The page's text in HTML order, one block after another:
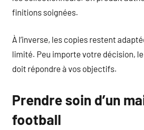
finitions soignées.
À l’inverse, les copies restent
limité. Peu importe votre décision, le
doit répondre à vos objectifs.
Prendre soin d’un
football